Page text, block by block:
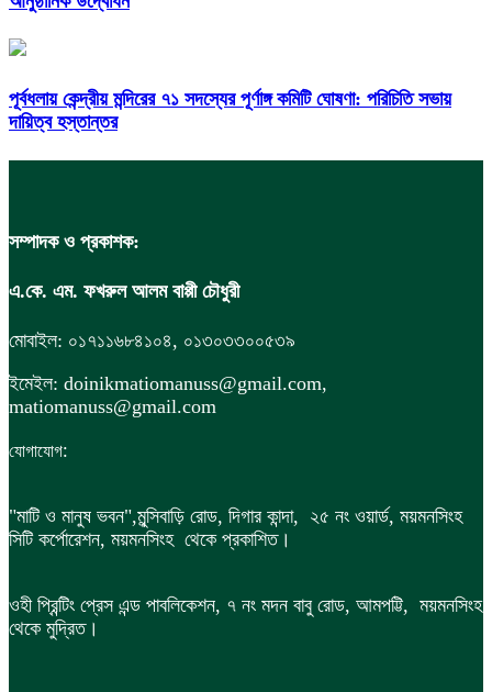
পূর্বধলায় কেন্দ্রীয় মন্দিরের ৭১ সদস্যের পূর্ণাঙ্গ কমিটি ঘোষণা: পরিচিতি সভায়
দায়িত্ব হস্তান্তর
সম্পাদক ও প্রকাশক:
এ.কে. এম. ফখরুল আলম বাপ্পী চৌধুরী
মোবাইল: ০১৭১১৬৮৪১০৪, ০১৩০৩৩০০৫৩৯
ইমেইল: doinikmatiomanuss@gmail.com,
matiomanuss@gmail.com
যোগাযোগ:
"মাটি ও মানুষ ভবন",মুন্সিবাড়ি রোড, দিগার কান্দা, ২৫ নং ওয়ার্ড, ময়মনসিংহ
সিটি কর্পোরেশন, ময়মনসিংহ থেকে প্রকাশিত।
ওহী প্রিন্টিং প্রেস এন্ড পাবলিকেশন, ৭ নং মদন বাবু রোড, আমপট্টি, ময়মনসিংহ
থেকে মুদ্রিত।